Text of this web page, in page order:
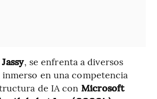
, se enfrenta a diversos
inmerso en una competencia
de IA con Microsoft